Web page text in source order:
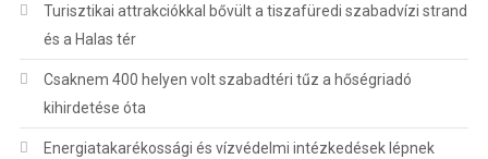
Turisztikai attrakciókkal bővült a tiszafüredi szabadvízi strand
és a Halas tér
Csaknem 400 helyen volt szabadtéri tűz a hőségriadó
kihirdetése óta
Energiatakarékossági és vízvédelmi intézkedések lépnek